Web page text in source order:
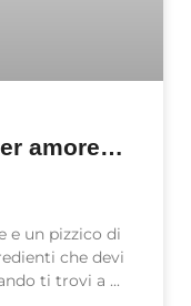
amore…
e un pizzico di
che devi
ti trovi a